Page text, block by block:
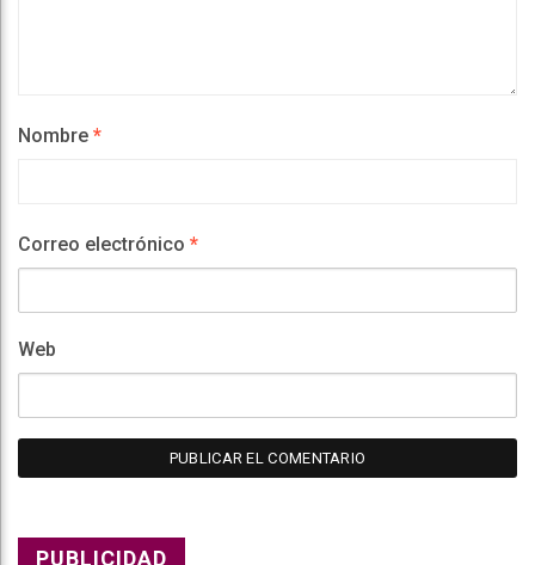
Nombre *
Correo electrónico *
Web
PUBLICIDAD